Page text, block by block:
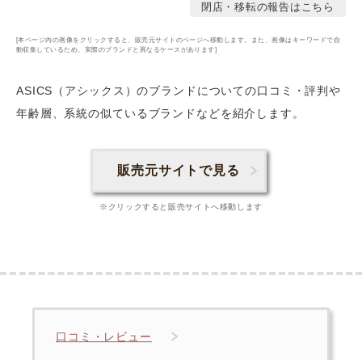
閉店・移転の報告はこちら
[本ページ内の画像をクリックすると、販売元サイトのページへ移動します。また、画像はキーワードで自
動収集しているため、実際のブランドと異なるケースがあります]
ASICS（アシックス）のブランドについての口コミ・評判や
年齢層 、系統の似ているブランドなどを紹介します。
販売元サイトで見る
※クリックすると販売サイトへ移動します
口コミ・レビュー